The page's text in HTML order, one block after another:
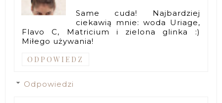
Same cuda! Najbardziej
ciekawią mnie: woda Uriage,
Flavo C, Matricium i zielona glinka :)
Miłego używania!
ODPOWIEDZ
Odpowiedzi